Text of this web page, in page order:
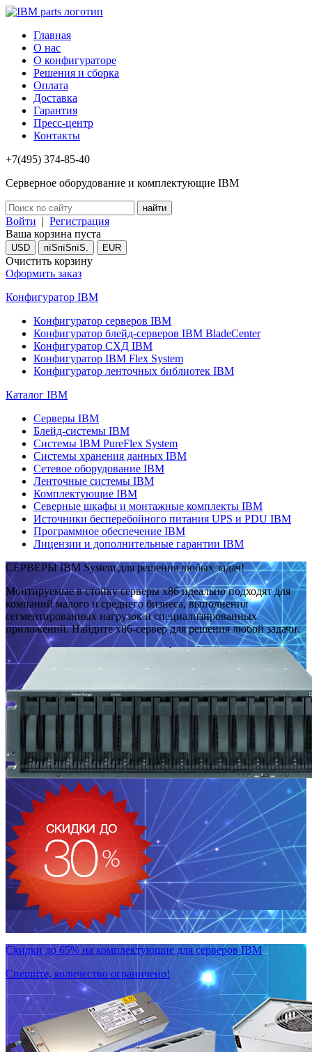
Главная
О нас
О конфигураторе
Решения и сборка
Оплата
Доставка
Гарантия
Пресс-центр
Контакты
+7(495) 374-85-40
Серверное оборудование и комплектующие IBM
Войти | Регистрация
Ваша корзина пуста
USD пїЅпїЅпїЅ. EUR
Очистить корзину
Оформить заказ
Конфигуратор IBM
Конфигуратор серверов IBM
Конфигуратор блейд-серверов IBM BladeCenter
Конфигуратор СХД IBM
Конфигуратор IBM Flex System
Конфигуратор ленточных библиотек IBM
Каталог IBM
Серверы IBM
Блейд-системы IBM
Системы IBM PureFlex System
Системы хранения данных IBM
Сетевое оборудование IBM
Ленточные системы IBM
Комплектующие IBM
Северные шкафы и монтажные комплекты IBM
Источники бесперебойного питания UPS и PDU IBM
Программное обеспечение IBM
Лицензии и дополнительные гарантии IBM
СЕРВЕРЫ IBM System для решения любых задач!
Монтируемые в стойку серверы x86 идеально подходят для
компаний малого и среднего бизнеса, выполнения
сегментированных нагрузок и специализированных
приложений. Найдите x86-сервер для решения любой задачи.
Скидки до 65% на комплектующие для серверов IBM
Спешите, количество ограничено!